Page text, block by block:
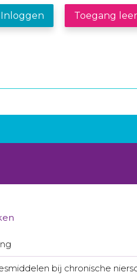
Inloggen Toegang
bij chronische